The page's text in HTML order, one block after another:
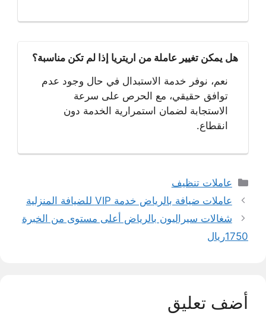
هل يمكن تغيير عاملة من اريتريا إذا لم تكن مناسبة؟
نعم، نوفر خدمة الاستبدال في حال وجود عدم
توافق حقيقي، مع الحرص على سرعة
الاستجابة لضمان استمرارية الخدمة دون
انقطاع.
التصنيفات
عاملات تنظيف
عاملات ضيافة بالرياض خدمة VIP للضيافة المنزلية
شغالات سيراليون بالرياض أعلى مستوى من الخبرة
1750ريال
أضف تعليق